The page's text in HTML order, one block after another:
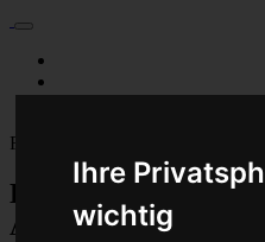
Ihre
wichtig
Fahrzeugmarken
Baumaschine
Austauschgerät KVA